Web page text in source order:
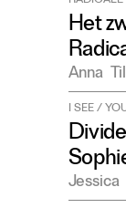
Het
Anna
I SEE /
Jessica